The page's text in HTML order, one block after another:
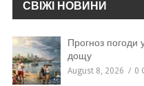
СВІЖІ НОВИНИ
Прогноз погоди
дощу
August 8, 2026 0